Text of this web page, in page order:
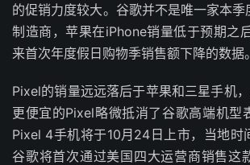
的促销力度较大。谷歌并不是唯一家本
制造商，苹果在iPhone销量低于预期之
来首次年度假日购物季销售额下降的数据。
Pixel的销量远远落后于苹果和三星手机
更便宜的Pixel略微抵消了谷歌高端机型
Pixel 4手机将于10月24日上市，当地时
谷歌将首次通过美国四大运营商销售这